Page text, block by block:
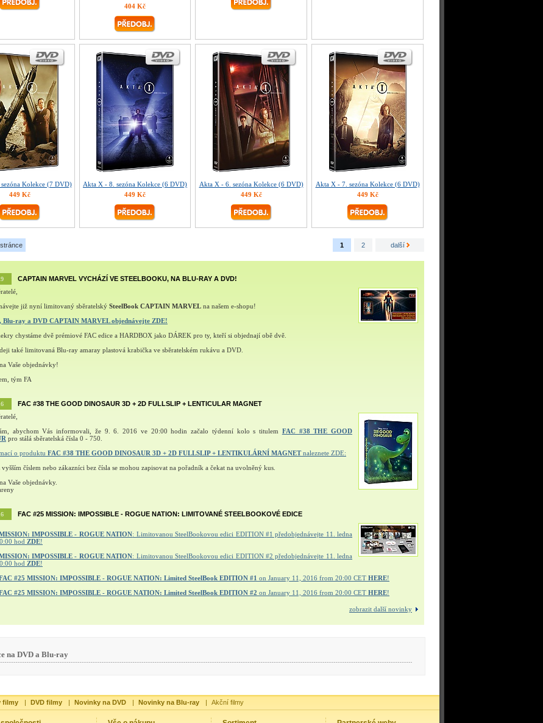
404 Kč
Kolekce (7 DVD)
449 Kč
Akta X - 8. sezóna Kolekce (6 DVD)
449 Kč
Akta X - 6. sezóna Kolekce (6 DVD)
449 Kč
Akta X - 7. sezóna Kolekce (6 DVD)
449 Kč
1 2 další
CAPTAIN MARVEL VYCHÁZÍ VE STEELBOOKU, NA BLU-RAY A DVD!
již nyní limitovaný sběratelský SteelBook CAPTAIN MARVEL na našem e-shopu!
Blu-ray a DVD CAPTAIN MARVEL objednávejte ZDE!
chystáme dvě prémiové FAC edice a HARDBOX jako DÁREK pro ty, kteří si objednají obě dvě.
také limitovaná Blu-ray amaray plastová krabička ve sběratelském rukávu a DVD.
Vaše objednávky!
tým FA
FAC #38 THE GOOD DINOSAUR 3D + 2D FULLSLIP + LENTICULAR MAGNET
abychom Vás informovali, že 9. 6. 2016 ve 20:00 hodin začalo týdenní kolo s titulem FAC #38 THE GOOD
pro stálá sběratelská čísla 0 - 750.
o produktu FAC #38 THE GOOD DINOSAUR 3D + 2D FULLSLIP + LENTIKULÁRNÍ MAGNETnaleznete ZDE:
vyšším číslem nebo zákazníci bez čísla se mohou zapisovat na pořadník a čekat na uvolněný kus.
Vaše objednávky.
FAC #25 MISSION: IMPOSSIBLE - ROGUE NATION: LIMITOVANÉ STEELBOOKOVÉ EDICE
IMPOSSIBLE - ROGUE NATION: Limitovanou SteelBookovou edici EDITION #1 předobjednávejte 11. ledna
hod ZDE!
IMPOSSIBLE - ROGUE NATION: Limitovanou SteelBookovou edici EDITION #2 předobjednávejte 11. ledna
hod ZDE!
#25 MISSION: IMPOSSIBLE - ROGUE NATION: Limited SteelBook EDITION #1 on January 11, 2016 from 20:00 CET HERE!
#25 MISSION: IMPOSSIBLE - ROGUE NATION: Limited SteelBook EDITION #2 on January 11, 2016 from 20:00 CET HERE!
zobrazit další novinky
na DVD a Blu-ray
filmy | DVD filmy | Novinky na DVD | Novinky na Blu-ray | Akční filmy